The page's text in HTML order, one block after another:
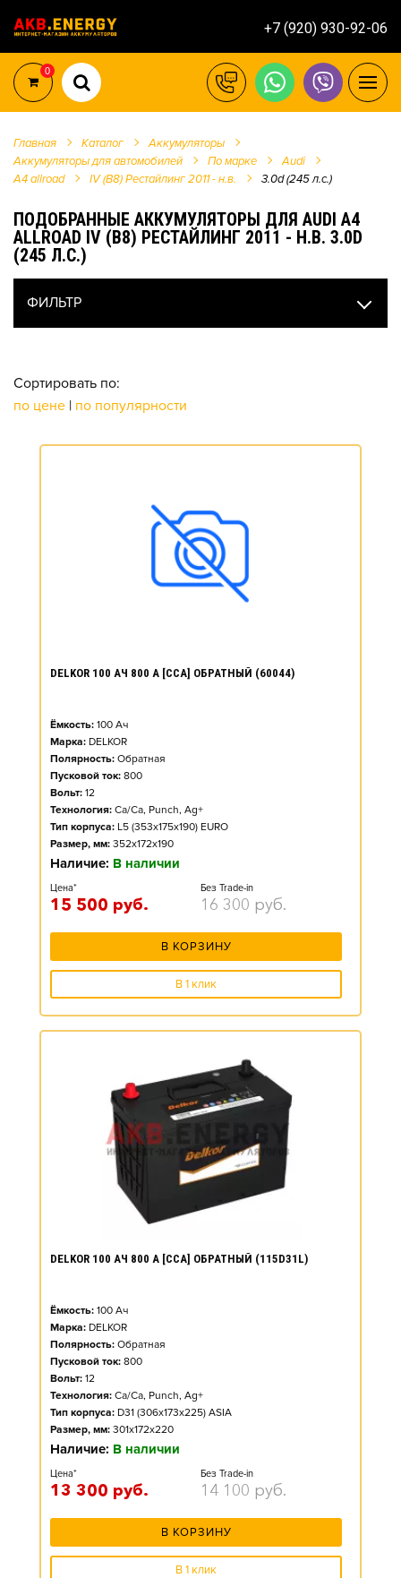
+7 (920) 930-92-06
0
Главная Каталог
Аккумуляторы
Аккумуляторы для автомобилей
По марке
Audi
A4 allroad
IV (B8) Рестайлинг 2011 - н.в. 3.0d (245 л.с.)
ПОДОБРАННЫЕ АККУМУЛЯТОРЫ ДЛЯ AUDI A4
ALLROAD IV (B8) РЕСТАЙЛИНГ 2011 - Н.В. 3.0D
(245 Л.С.)
ФИЛЬТР
Сортировать по:
по цене | по популярности
DELKOR 100 АЧ 800 А [CCA] ОБРАТНЫЙ (60044)
Ёмкость: 100 Ач
Марка: DELKOR
Полярность: Обратная
Пусковой ток: 800
Вольт: 12
Технология: Ca/Ca, Punch, Ag+
Тип корпуса: L5 (353x175x190) EURO
Размер, мм: 352x172x190
Наличие: В наличии
Цена*
15 500 руб.
Без Trade-in
16 300 руб.
В КОРЗИНУ
В 1 клик
DELKOR 100 АЧ 800 А [CCA] ОБРАТНЫЙ (115D31L)
Ёмкость: 100 Ач
Марка: DELKOR
Полярность: Обратная
Пусковой ток: 800
Вольт: 12
Технология: Ca/Ca, Punch, Ag+
Тип корпуса: D31 (306x173x225) ASIA
Размер, мм: 301x172x220
Наличие: В наличии
Цена*
13 300 руб.
Без Trade-in
14 100 руб.
В КОРЗИНУ
В 1 клик